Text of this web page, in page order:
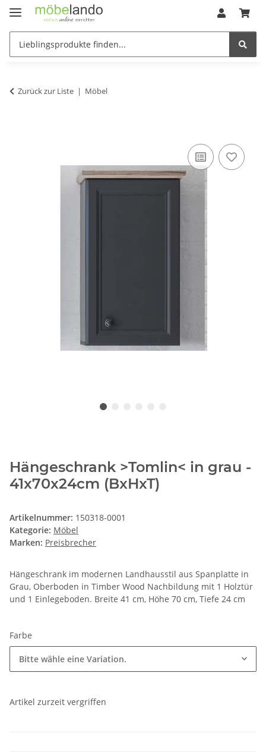
Zurück zur Liste Möbel
Hängeschrank >Tomlin< in grau -
41x70x24cm (BxHxT)
Artikelnummer: 150318-0001
Kategorie: Möbel
Marken: Preisbrecher
Hängeschrank im modernen Landhausstil aus Spanplatte in
Grau, Oberboden in Timber Wood Nachbildung mit 1 Holztür
und 1 Einlegeboden. Breite 41 cm, Höhe 70 cm, Tiefe 24 cm
Farbe
Bitte wähle eine Variation.
Artikel zurzeit vergriffen